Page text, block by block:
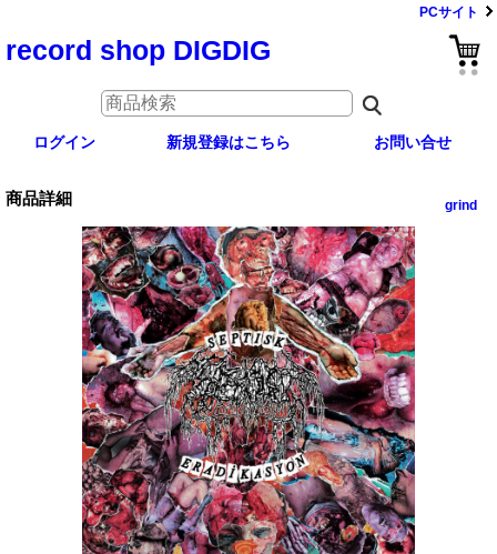
PCサイト
record shop DIGDIG
ログイン 新規登録はこちら お問い合せ
商品詳細 grind